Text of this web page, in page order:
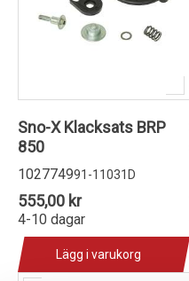
Sno-X Klacksats BRP
850
102774991-11031D
555,00 kr
4-10 dagar
Lägg i varukorg